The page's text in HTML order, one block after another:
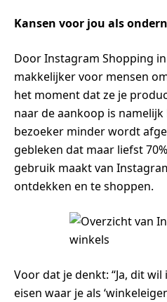
Kansen voor jou als
Door Instagram Shopping
makkelijker voor mensen
het moment dat ze je
naar de aankoop is
bezoeker minder wordt
gebleken dat maar liefst
gebruik maakt van
ontdekken en te shoppen.
Voor dat je denkt: “Ja, dit wil
eisen waar je als